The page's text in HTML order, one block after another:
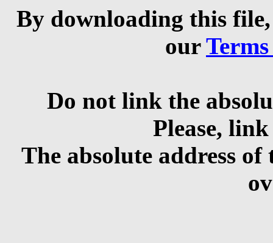
By downloading this
our
Do not link the
Please,
The absolute address